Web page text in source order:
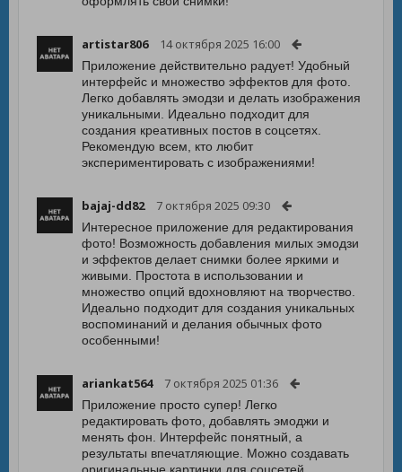
artistar806 14 октября 2025 16:00
Приложение действительно радует! Удобный
интерфейс и множество эффектов для фото.
Легко добавлять эмодзи и делать изображения
уникальными. Идеально подходит для
создания креативных постов в соцсетях.
Рекомендую всем, кто любит
экспериментировать с изображениями!
bajaj-dd82 7 октября 2025 09:30
Интересное приложение для редактирования
фото! Возможность добавления милых эмодзи
и эффектов делает снимки более яркими и
живыми. Простота в использовании и
множество опций вдохновляют на творчество.
Идеально подходит для создания уникальных
воспоминаний и делания обычных фото
особенными!
ariankat564 7 октября 2025 01:36
Приложение просто супер! Легко
редактировать фото, добавлять эмоджи и
менять фон. Интерфейс понятный, а
результаты впечатляющие. Можно создавать